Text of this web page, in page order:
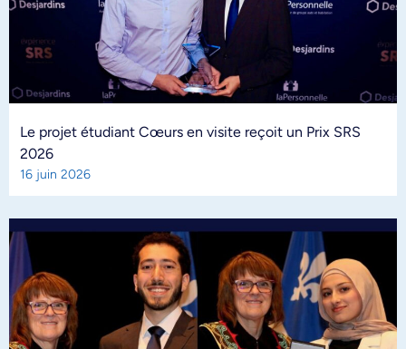
Le projet étudiant Cœurs en visite reçoit un Prix SRS
2026
16 juin 2026